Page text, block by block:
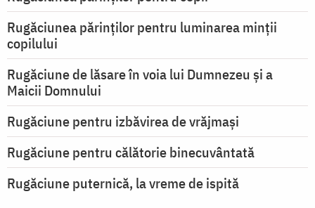
Rugăciunea părinților pentru luminarea minţii
copilului
Rugăciune de lăsare în voia lui Dumnezeu şi a
Maicii Domnului
Rugăciune pentru izbăvirea de vrăjmași
Rugăciune pentru călătorie binecuvântată
Rugăciune puternică, la vreme de ispită